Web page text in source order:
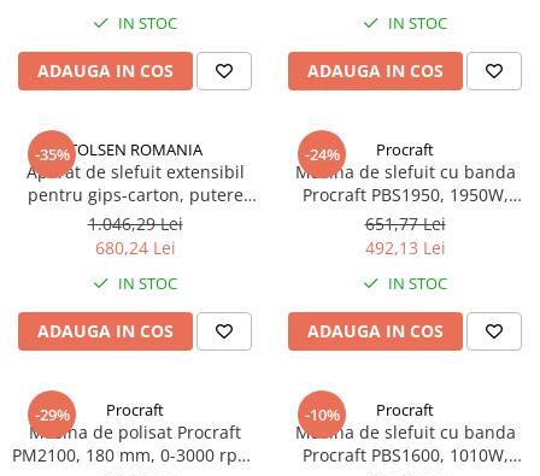
IN STOC
ADAUGA IN COS
IN STOC
ADAUGA IN COS
-35%TOLSEN ROMANIA
Aparat de slefuit extensibil
pentru gips-carton, putere
880 w, viteza 2100 / min,
225mm, tolsen
1.046,29 Lei
680,24 Lei
IN STOC
ADAUGA IN COS
-24% Procraft
Masina de slefuit cu banda
Procraft PBS1950, 1950W,
610x100, 480m/min
651,77 Lei
492,13 Lei
IN STOC
ADAUGA IN COS
-29% Procraft
Masina de polisat Procraft
PM2100, 180 mm, 0-3000 rpm,
-10% Procraft
Masina de slefuit cu banda
Procraft PBS1600, 1010W,